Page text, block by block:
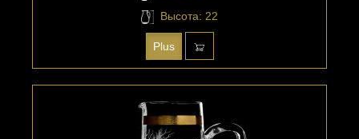
Высота: 22
Plus